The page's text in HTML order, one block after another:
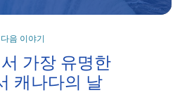
다음 이야기
가장 유명한
캐나다의 날